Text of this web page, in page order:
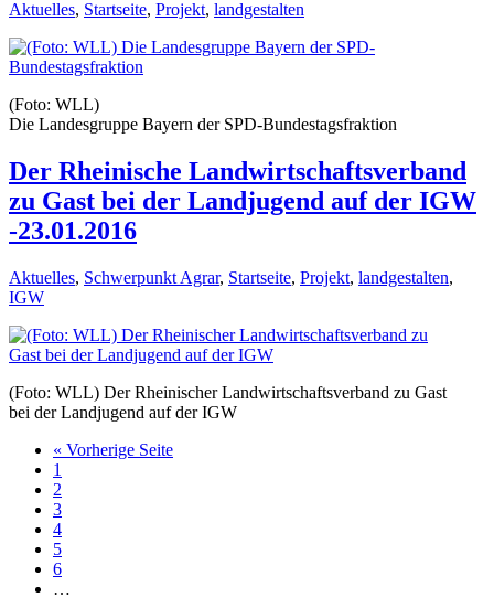
Aktuelles, Startseite, Projekt, landgestalten
(Foto: WLL)
Die Landesgruppe Bayern der SPD-Bundestagsfraktion
Der Rheinische Landwirtschaftsverband
zu Gast bei der Landjugend auf der IGW
-23.01.2016
Aktuelles, Schwerpunkt Agrar, Startseite, Projekt, landgestalten,
IGW
(Foto: WLL) Der Rheinischer Landwirtschaftsverband zu Gast
bei der Landjugend auf der IGW
« Vorherige Seite
1
2
3
4
5
6
…